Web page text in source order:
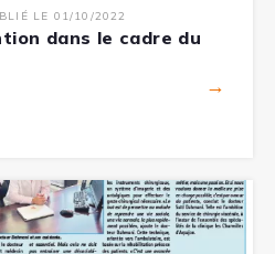
LE 01/10/2022
dans le cadre du
→